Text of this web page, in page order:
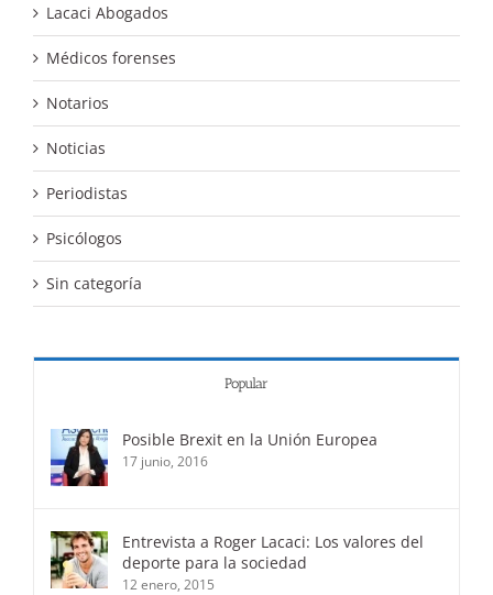
Lacaci Abogados
Médicos forenses
Notarios
Noticias
Periodistas
Psicólogos
Sin categoría
Popular
Posible Brexit en la Unión Europea
17 junio, 2016
Entrevista a Roger Lacaci: Los valores del
deporte para la sociedad
12 enero, 2015